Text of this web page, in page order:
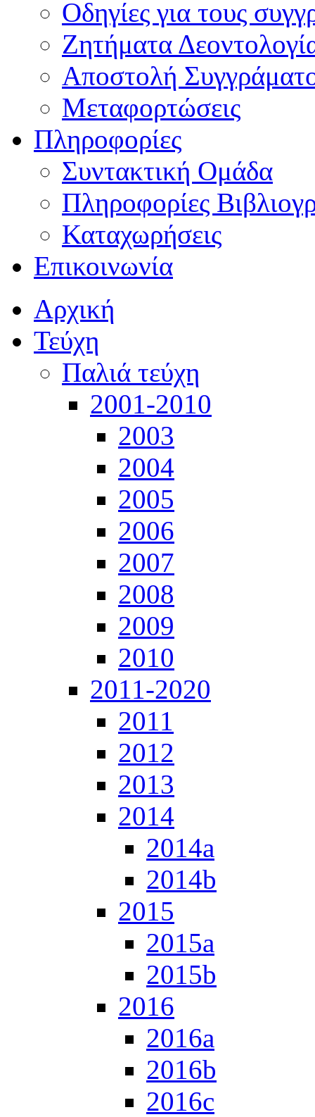
Οδηγίες για τους
Ζητήματα
Αποστολή
Μεταφορτώσεις
Πληροφορίες
Συντακτική Ομάδα
Πληροφορίες
Καταχωρήσεις
Επικοινωνία
Αρχική
Τεύχη
Παλιά τεύχη
2001-2010
2003
2004
2005
2006
2007
2008
2009
2010
2011-2020
2011
2012
2013
2014
2014a
2014b
2015
2015a
2015b
2016
2016a
2016b
2016c